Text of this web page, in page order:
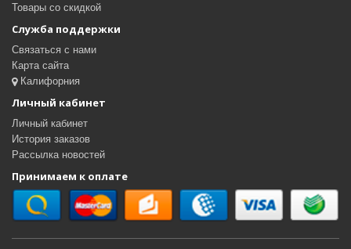
Товары со скидкой
Служба поддержки
Связаться с нами
Карта сайта
Калифорния
Личный кабинет
Личный кабинет
История заказов
Рассылка новостей
Принимаем к оплате